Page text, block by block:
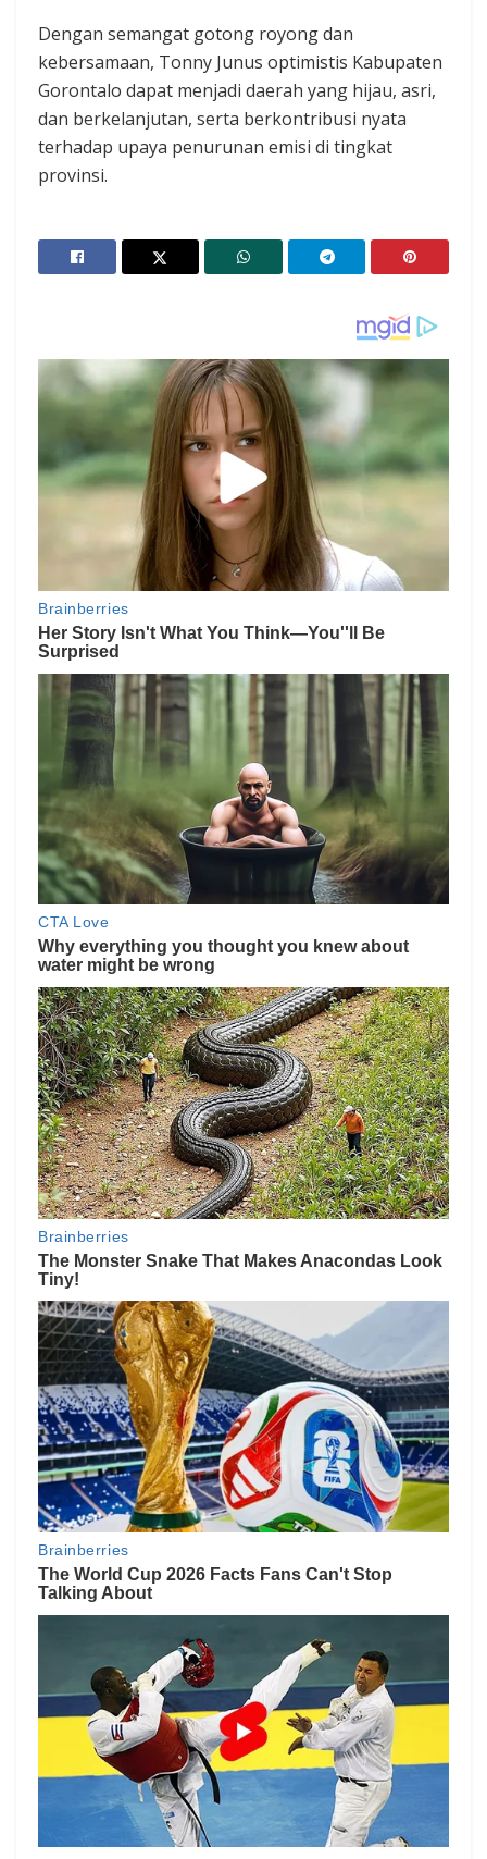
Dengan semangat gotong royong dan
kebersamaan, Tonny Junus optimistis Kabupaten
Gorontalo dapat menjadi daerah yang hijau, asri,
dan berkelanjutan, serta berkontribusi nyata
terhadap upaya penurunan emisi di tingkat
provinsi.